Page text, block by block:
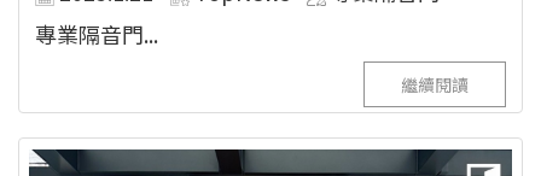
專業隔音門...
繼續閱讀